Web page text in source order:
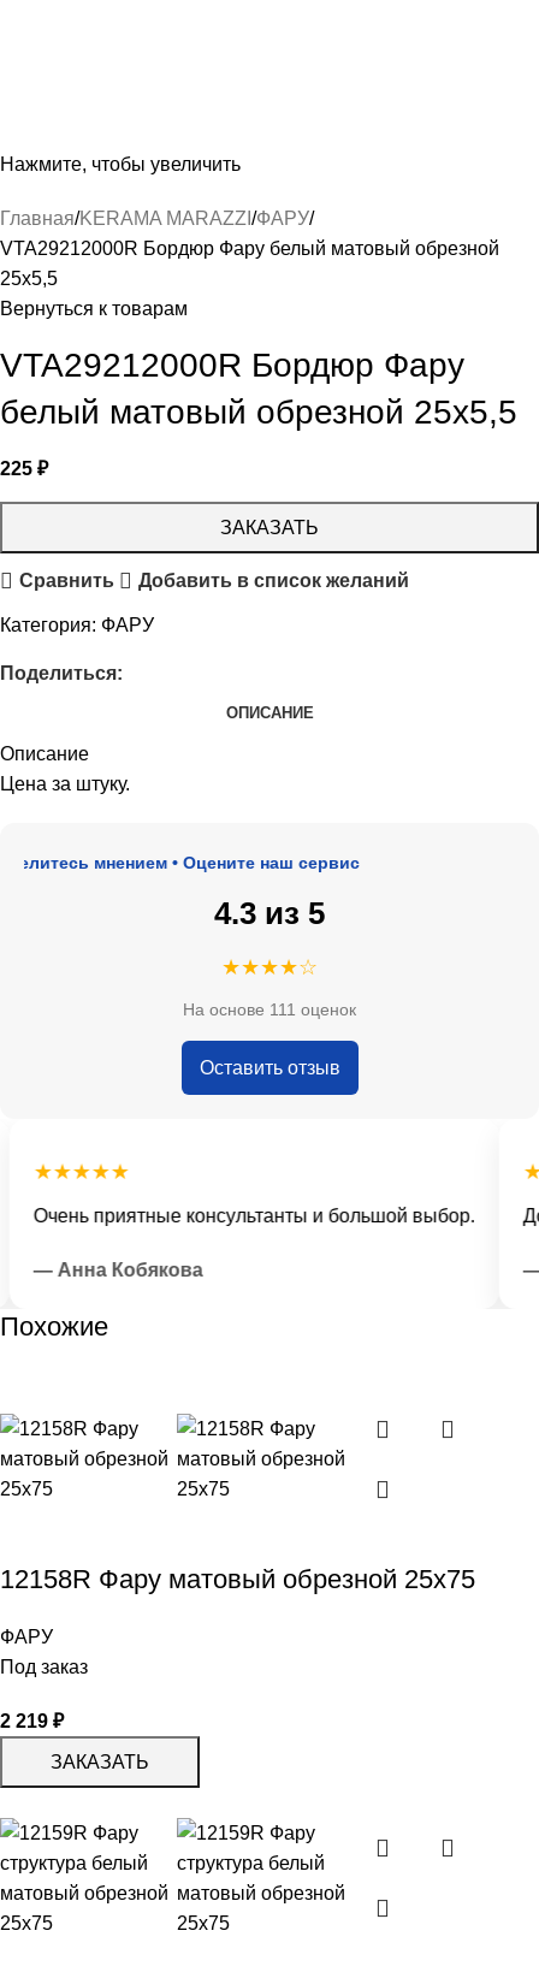
Нажмите, чтобы увеличить
Главная KERAMA MARAZZI ФАРУ
VTA29212000R Бордюр Фару белый матовый обрезной
25х5,5
Вернуться к товарам
VTA29212000R Бордюр Фару
белый матовый обрезной 25х5,5
225 ₽
ЗАКАЗАТЬ
Сравнить Добавить в список желаний
Категория: ФАРУ
Поделиться:
ОПИСАНИЕ
Описание
Цена за штуку.
мнением • Оцените наш сервис
4.3 из 5
★★★★☆
На основе 111 оценок
Оставить отзыв
★★★★★
Очень приятные консультанты и большой выбор.
— Анна Кобякова —
Похожие
12158R Фару матовый обрезной 25х75
ФАРУ
Под заказ
2 219 ₽
ЗАКАЗАТЬ